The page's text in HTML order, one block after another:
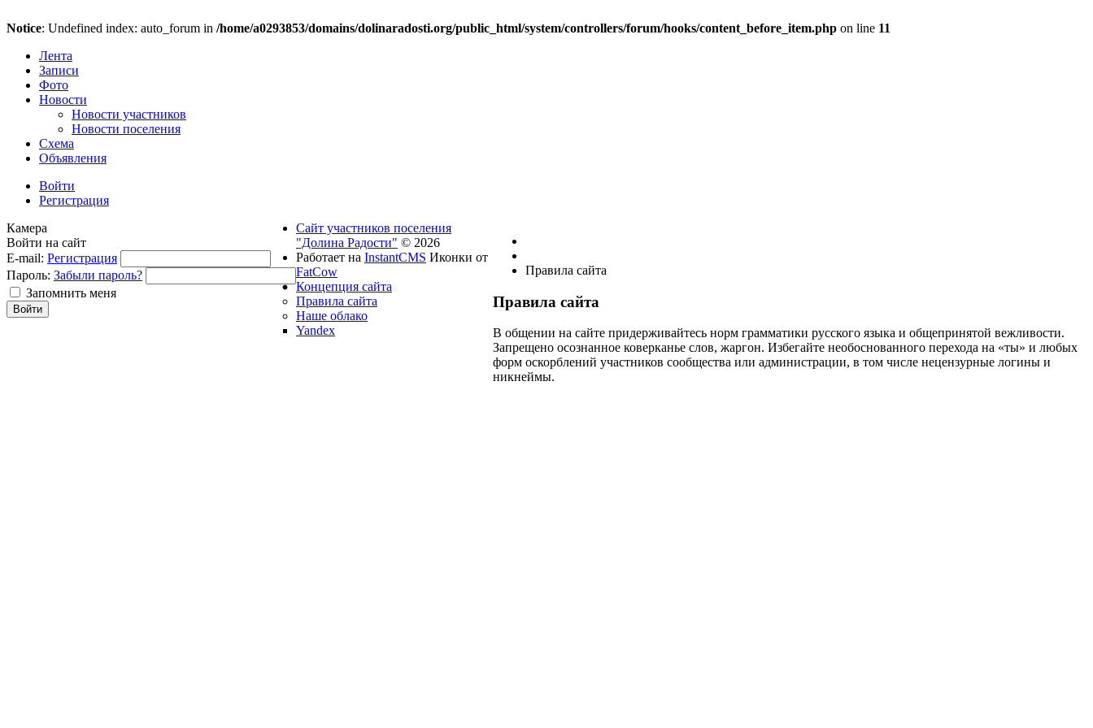
Notice: Undefined index: auto_forum in /home/a0293853/domains/dolinaradosti.org/public_html/system/controllers/forum/hooks/content_before_item.php on line 11
Лента
Записи
Фото
Новости
Новости участников
Новости поселения
Схема
Объявления
Войти
Регистрация
Правила сайта
Правила сайта
В общении на сайте придерживайтесь норм грамматики русского языка и общепринятой вежливости.
Запрещено осознанное коверканье слов, жаргон. Избегайте необоснованного перехода на «ты» и любых
форм оскорблений участников сообщества или администрации, в том числе нецензурные логины и
никнеймы.
Камера
Войти на сайт
E-mail: Регистрация
Пароль: Забыли пароль?
Запомнить меня
Сайт участников поселения
"Долина Радости" © 2026
Работает на InstantCMS Иконки от
FatCow
Концепция сайта
Правила сайта
Наше облако
Yandex